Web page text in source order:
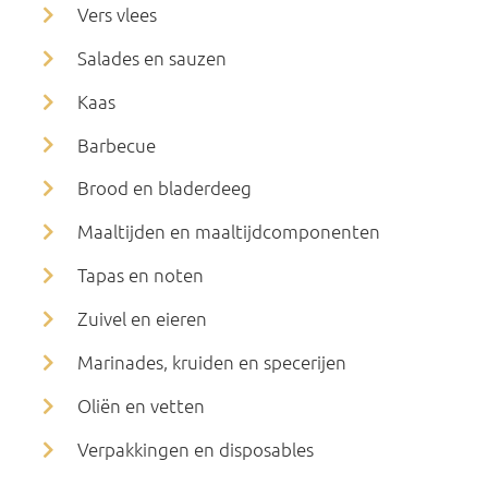
Vers vlees
Salades en sauzen
Kaas
Barbecue
Brood en bladerdeeg
Maaltijden en maaltijdcomponenten
Tapas en noten
Zuivel en eieren
Marinades, kruiden en specerijen
Oliën en vetten
Verpakkingen en disposables